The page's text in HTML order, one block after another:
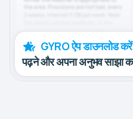
GYRO ऐप डाउनलोड करें
पढ़ने और अपना अनुभव साझा